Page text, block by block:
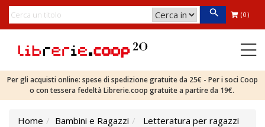
(0)
Per gli acquisti online: spese di spedizione gratuite da 25€ - Per i soci Coop
o con tessera fedeltà Librerie.coop gratuite a partire da 19€.
Home Bambini e Ragazzi
Letteratura per ragazzi